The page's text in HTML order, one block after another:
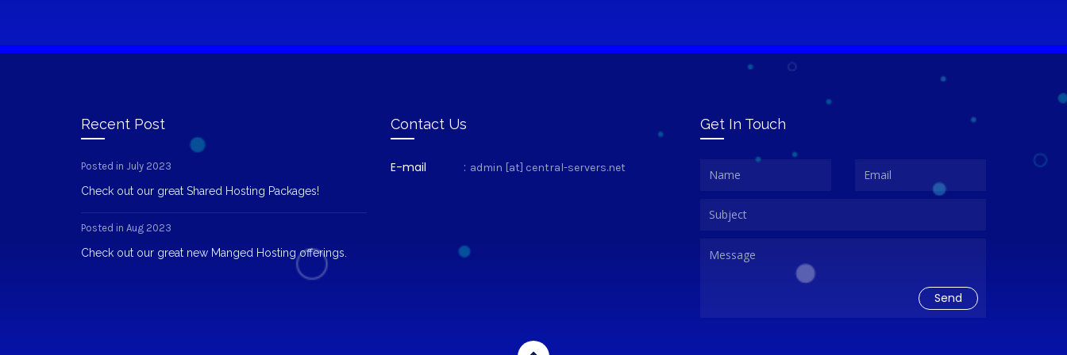
Recent Post
Posted in July 2023
Check out our great Shared Hosting Packages!
Posted in Aug 2023
Check out our great new Manged Hosting offerings.
Contact Us
E-mail : admin [at] central-servers.net
Get In Touch